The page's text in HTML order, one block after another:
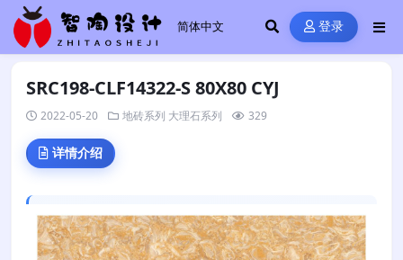
登录
SRC198-CLF14322-S 80X80 CYJ
2022-05-20 地砖系列 大理石系列 329
详情介绍